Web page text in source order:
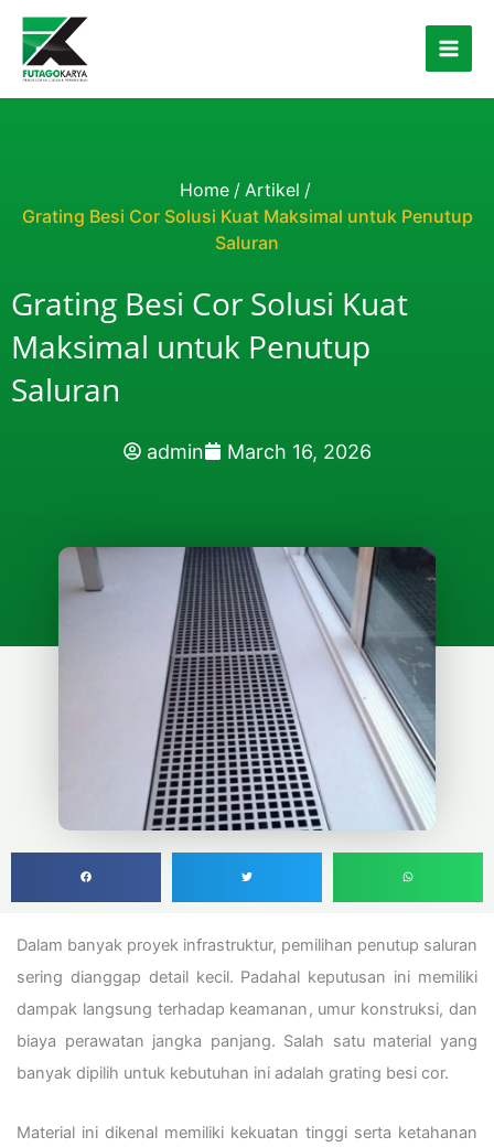
Skip to content
Home / Artikel /
Grating Besi Cor Solusi Kuat Maksimal untuk Penutup
Saluran
Grating Besi Cor Solusi Kuat
Maksimal untuk Penutup
Saluran
admin March 16, 2026
Dalam banyak proyek infrastruktur, pemilihan penutup saluran
sering dianggap detail kecil. Padahal keputusan ini memiliki
dampak langsung terhadap keamanan, umur konstruksi, dan
biaya perawatan jangka panjang. Salah satu material yang
banyak dipilih untuk kebutuhan ini adalah grating besi cor.
Material ini dikenal memiliki kekuatan tinggi serta ketahanan